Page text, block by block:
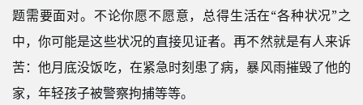
题需要面对。不论你愿不愿意，总得生活在“各种状况”之
中，你可能是这些状况的直接见证者。再不然就是有人来诉
苦：他月底没饭吃，在紧急时刻患了病，暴风雨摧毁了他的
家，年轻孩子被警察拘捕等等。